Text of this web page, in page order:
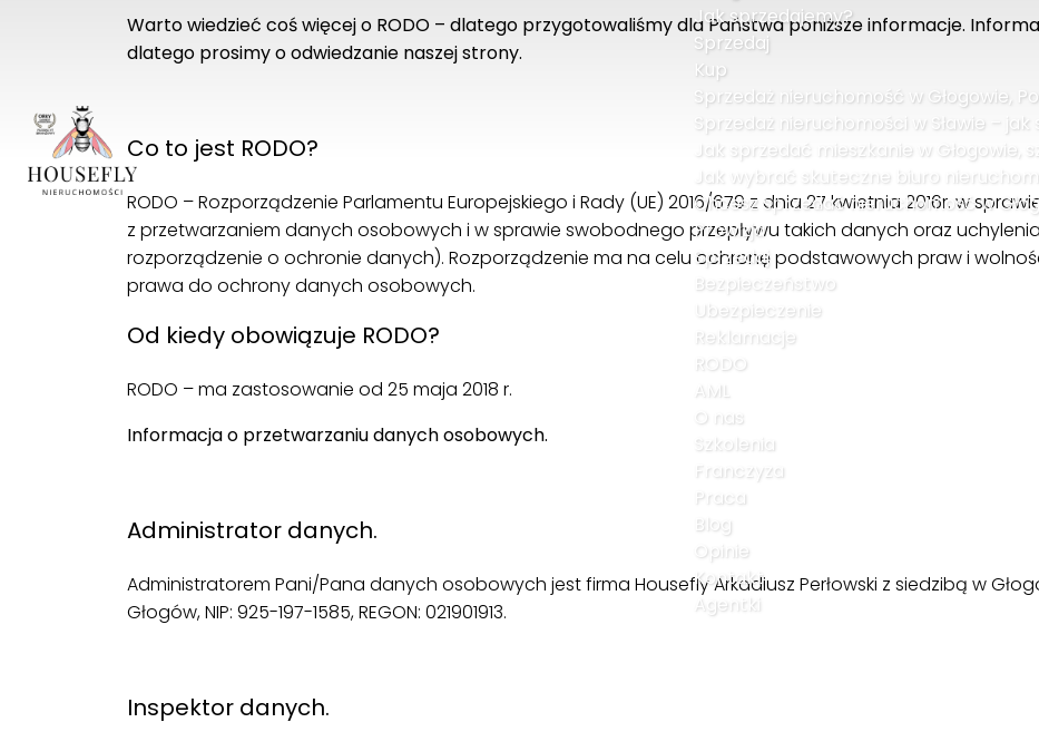
Jak sprzedajemy?
Sprzedaj
Kup
Sprzedaż nieruchomość w Głogowie,
Sprzedaż nieruchomości w Sławie –
Jak sprzedać mieszkanie w Głogowie,
Jak wybrać skuteczne biuro
Chcesz sprzedać nieruchomość w
Prowizja
Sprzedaj
Bezpieczeństwo
Ubezpieczenie
Reklamacje
RODO
AML
O nas
Szkolenia
Franczyza
Praca
Blog
Opinie
Kontakt
Agentki
Warto wiedzieć coś więcej o RODO – dlatego przygotowaliśmy dla Państwa poniższe informacje.
dlatego prosimy o odwiedzanie naszej strony.
Co to jest RODO?
RODO – Rozporządzenie Parlamentu Europejskiego i Rady (UE) 2016/679 z dnia 27 kwietnia 2016r. w
z przetwarzaniem danych osobowych i w sprawie swobodnego przepływu takich danych oraz
rozporządzenie o ochronie danych). Rozporządzenie ma na celu ochronę podstawowych praw i
prawa do ochrony danych osobowych.
Od kiedy obowiązuje RODO?
RODO – ma zastosowanie od 25 maja 2018 r.
Informacja o przetwarzaniu danych osobowych.
Administrator danych.
Administratorem Pani/Pana danych osobowych jest firma Housefly Arkadiusz Perłowski z siedzibą w
Głogów, NIP: 925-197-1585, REGON: 021901913.
Inspektor danych.